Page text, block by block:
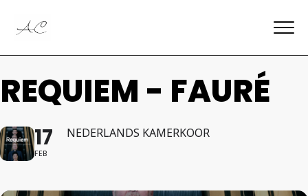
REQUIEM - FAURÉ
17
FEB
NEDERLANDS KAMERKOOR